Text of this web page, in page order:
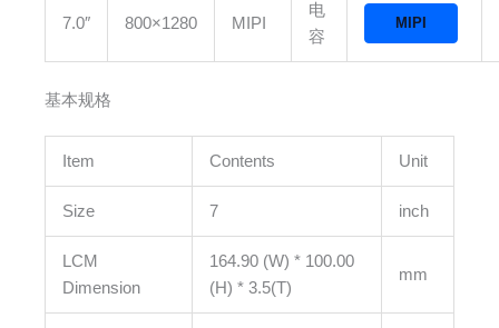
7.0″ 800×1280 MIPI
电
容
MIPI
基本规格
Item Contents Unit
Size 7 inch
LCM
Dimension
164.90 (W) * 100.00
(H) * 3.5(T)
mm